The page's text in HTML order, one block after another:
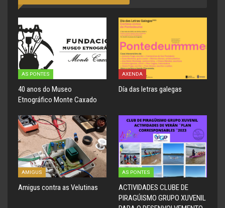
AS PONTES
40 anos do Museo
Etnográfico Monte Caxado
AXENDA
Día das letras galegas
AMIGUS
Amigus contra as Velutinas
AS PONTES
ACTIVIDADES CLUBE DE
PIRAGÚISMO GRUPO XUVENIL